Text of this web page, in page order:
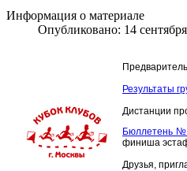
Информация о материале
Опубликовано: 14
Результаты
Дистанции
финиша
Друзья,